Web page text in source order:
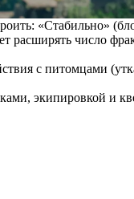
«Стабильно»
расширять число
с питомцами
экипировкой и